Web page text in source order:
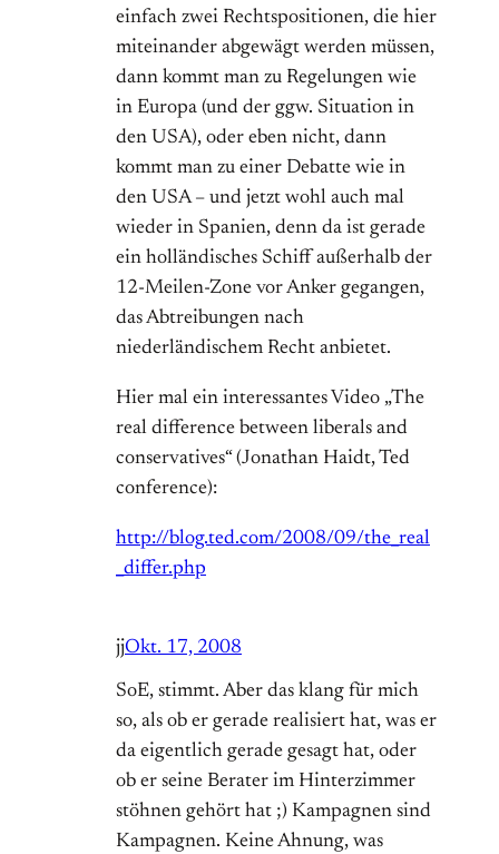
einfach zwei Rechtspositionen, die hier
miteinander abgewägt werden müssen,
dann kommt man zu Regelungen wie
in Europa (und der ggw. Situation in
den USA), oder eben nicht, dann
kommt man zu einer Debatte wie in
den USA – und jetzt wohl auch mal
wieder in Spanien, denn da ist gerade
ein holländisches Schiff außerhalb der
12-Meilen-Zone vor Anker gegangen,
das Abtreibungen nach
niederländischem Recht anbietet.
Hier mal ein interessantes Video „The
real difference between liberals and
conservatives“ (Jonathan Haidt, Ted
conference):
http://blog.ted.com/2008/09/the_real
_differ.php
jjOkt. 17, 2008
SoE, stimmt. Aber das klang für mich
so, als ob er gerade realisiert hat, was er
da eigentlich gerade gesagt hat, oder
ob er seine Berater im Hinterzimmer
stöhnen gehört hat ;) Kampagnen sind
Kampagnen. Keine Ahnung, was